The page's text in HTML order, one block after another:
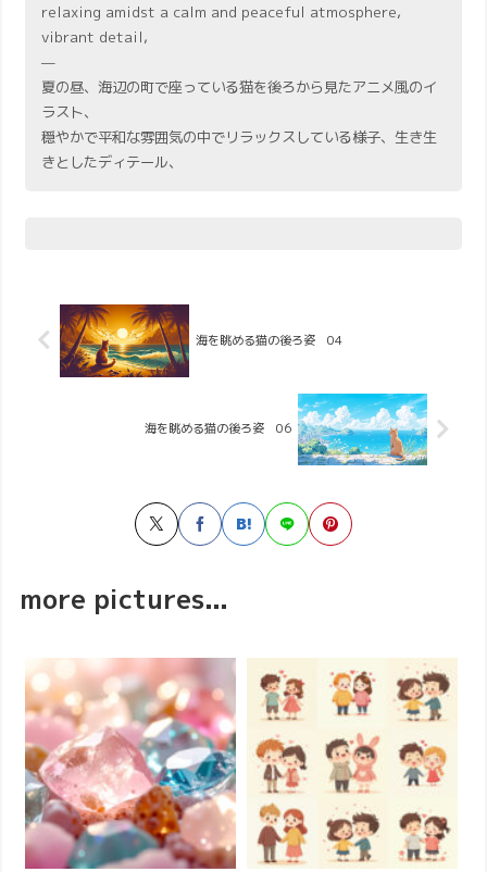
relaxing amidst a calm and peaceful atmosphere,
vibrant detail,
—
夏の昼、海辺の町で座っている猫を後ろから見たアニメ風のイ
ラスト、
穏やかで平和な雰囲気の中でリラックスしている様子、生き生
きとしたディテール、
海を眺める猫の後ろ姿 04
海を眺める猫の後ろ姿 06
more pictures...